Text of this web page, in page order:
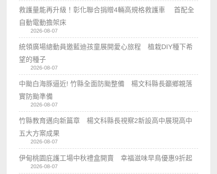
救護量能再升級！彰化聯合捐贈4輛高規格救護車 首配全
自動電動擔架床
2026-08-07
統領廣場總動員邀藍迪孩童展開愛心旅程 植栽DIY種下希
望的種子
2026-08-07
中颱白海豚逼近! 竹縣全面防颱整備 楊文科縣長籲鄉親落
實防颱準備
2026-08-07
竹縣教育邁向新篇章 楊文科縣長視察2新設高中展現高中
五大方案成果
2026-08-07
伊甸桃園庇護工場中秋禮盒開賣 幸福滋味早鳥優惠9折起
2026-08-07